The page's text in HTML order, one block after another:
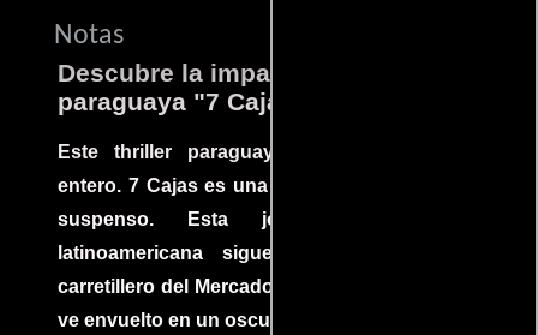
Notas
Descubre la impactante película
paraguaya "7 Cajas"
Este thriller paraguayo cautivó al mundo
entero. 7 Cajas es una explosión de acción y
suspenso. Esta joya cinematográfica
latinoamericana sigue la historia de un
carretillero del Mercado 4 de Asunción que se
ve envuelto en un oscuro mundo de crimen